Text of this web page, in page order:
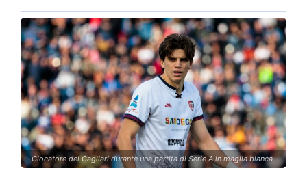
Giocatore del Cagliari durante una partita di Serie A in maglia bianca